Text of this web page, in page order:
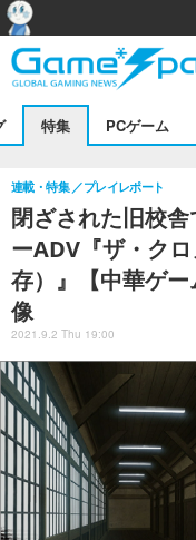
特集 PCゲーム
閉ざされた旧校
ーADV『ザ・ク
存）』【中華ゲ
像
連載・特集 プレイレポート
2021.9.2 Thu 19:00